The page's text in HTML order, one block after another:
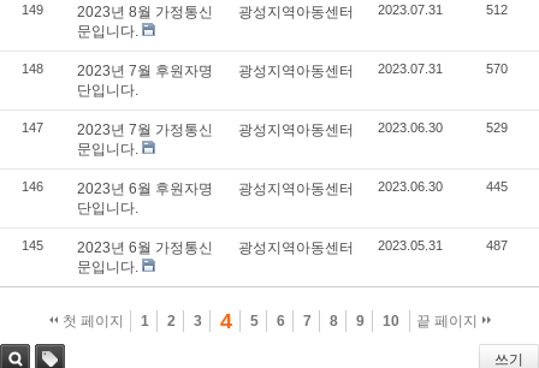
149
2023년 8월 가정통신
문입니다.
광성지역아동센터 2023.07.31 512
148
2023년 7월 후원자명
단입니다.
광성지역아동센터 2023.07.31 570
147
2023년 7월 가정통신
문입니다.
광성지역아동센터 2023.06.30 529
146
2023년 6월 후원자명
단입니다.
광성지역아동센터 2023.06.30 445
145
2023년 6월 가정통신
문입니다.
광성지역아동센터 2023.05.31 487
첫 페이지 1 2 3 4 5 6 7 8 9 10 끝 페이지
쓰기